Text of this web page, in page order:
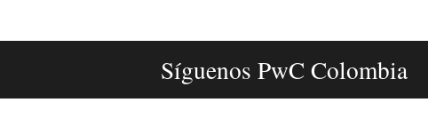
Síguenos PwC Colombia